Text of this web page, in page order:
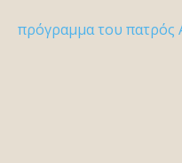
πρόγραμμα του πατρός